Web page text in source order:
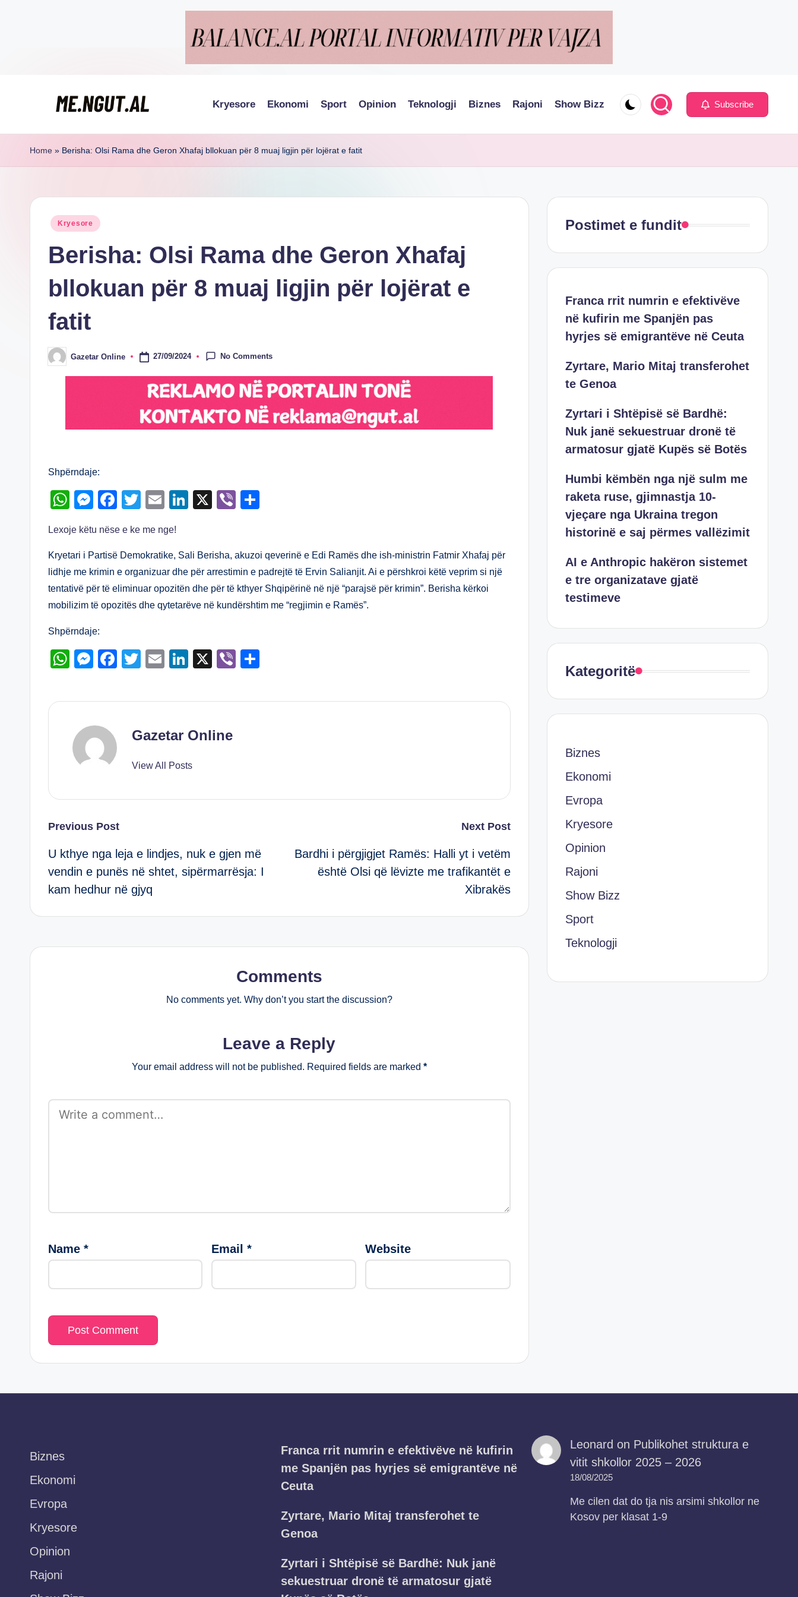
M
e
g
lexohen
ngut
Kryesore Ekonomi Sport Opinion Teknologji Biznes Rajoni Show Bizz Subscribe
Home » Berisha: Olsi Rama dhe Geron Xhafaj bllokuan për 8 muaj ligjin për lojërat e fatit
Posted
Kryesore
Berisha: Olsi Rama dhe Geron Xhafaj
bllokuan për 8 muaj ligjin për lojërat e
fatit
Posted
by
Gazetar Online 27/09/2024 No Comments
Shpërndaje:
W
at
s
A
p
p
M
ss
e
n
g
er
F
c
e
b
o
o
T
tt
er
E
ail
Li
e
dI
n
X
Vi
e
Lexoje këtu nëse e ke me nge!
Kryetari i Partisë Demokratike, Sali Berisha, akuzoi qeverinë e Edi Ramës dhe ish-ministrin Fatmir Xhafaj për
lidhje me krimin e organizuar dhe për arrestimin e padrejtë të Ervin Salianjit. Ai e përshkroi këtë veprim si një
tentativë për të eliminuar opozitën dhe për të kthyer Shqipërinë në një “parajsë për krimin”. Berisha kërkoi
mobilizim të opozitës dhe qytetarëve në kundërshtim me “regjimin e Ramës”.
Shpërndaje:
W
at
A
p
M
ss
n
g
F
c
T
tt
E
ail
Li
k
dI
X
Vi
er ar
Gazetar Online
View All Posts
Post
navigation
Previous Post
U kthye nga leja e lindjes, nuk e gjen më
vendin e punës në shtet, sipërmarrësja: I
kam hedhur në gjyq
Next Post
Bardhi i përgjigjet Ramës: Halli yt i vetëm
është Olsi që lëvizte me trafikantët e
Xibrakës
Comments
No comments yet. Why don’t you start the discussion?
Leave a Reply
Your email address will not be published. Required fields are marked *
Name * Email * Website
Postimet e fundit
Franca rrit numrin e efektivëve
në kufirin me Spanjën pas
hyrjes së emigrantëve në Ceuta
Zyrtare, Mario Mitaj transferohet
te Genoa
Zyrtari i Shtëpisë së Bardhë:
Nuk janë sekuestruar dronë të
armatosur gjatë Kupës së Botës
Humbi këmbën nga një sulm me
raketa ruse, gjimnastja 10-
vjeçare nga Ukraina tregon
historinë e saj përmes vallëzimit
AI e Anthropic hakëron sistemet
e tre organizatave gjatë
testimeve
Kategoritë
Biznes
Ekonomi
Evropa
Kryesore
Opinion
Rajoni
Show Bizz
Sport
Teknologji
Biznes
Ekonomi
Evropa
Kryesore
Opinion
Rajoni
Franca rrit numrin e efektivëve në kufirin
me Spanjën pas hyrjes së emigrantëve në
Ceuta
Zyrtare, Mario Mitaj transferohet te
Genoa
Zyrtari i Shtëpisë së Bardhë: Nuk janë
sekuestruar dronë të armatosur gjatë
Leonard on Publikohet struktura e
vitit shkollor 2025 – 2026
18/08/2025
Me cilen dat do tja nis arsimi shkollor ne
Kosov per klasat 1-9